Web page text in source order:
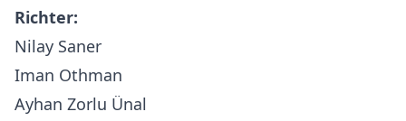
Richter:
Nilay Saner
Iman Othman
Ayhan Zorlu Ünal